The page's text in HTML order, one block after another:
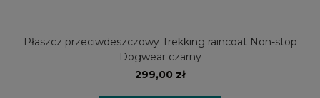
Płaszcz przeciwdeszczowy Trekking raincoat Non-stop
Dogwear czarny
299,00 zł